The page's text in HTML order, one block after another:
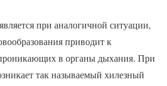
при аналогичной ситуации,
приводит к
в органы дыхания. При
так называемый хилезный